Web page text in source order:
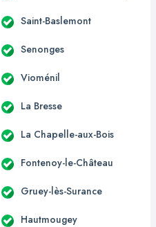
Saint-Baslemont
Senonges
Vioménil
La Bresse
La Chapelle-aux-Bois
Fontenoy-le-Château
Gruey-lès-Surance
Hautmougey